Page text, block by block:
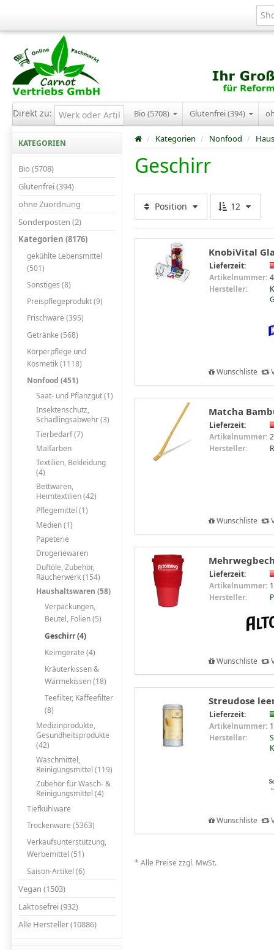
Direkt zu: Bio (5708) Glutenfrei (394)
KATEGORIEN
Bio (5708)
Glutenfrei (394)
ohne Zuordnung
Sonderposten (2)
Kategorien (8176)
gekühlte Lebensmittel
(501)
Sonstiges (8)
Preispflegeprodukt (9)
Frischware (395)
Getränke (568)
Körperpflege und
Kosmetik (1118)
Nonfood (451)
Saat- und Pflanzgut (1)
Insektenschutz,
Schädlingsabwehr (3)
Tierbedarf (7)
Malfarben
Textilien, Bekleidung
(4)
Bettwaren,
Heimtextilien (42)
Pflegemittel (1)
Medien (1)
Papeterie
Drogeriewaren
Duftöle, Zubehör,
Räucherwerk (154)
Haushaltswaren (58)
Verpackungen,
Beutel, Folien (5)
Geschirr (4)
Keimgeräte (4)
Kräuterkissen &
Wärmekissen (18)
Teefilter, Kaffeefilter
(8)
Medizinprodukte,
Gesundheitsprodukte
(42)
Waschmittel,
Reinigungsmittel (119)
Zubehör für Wasch- &
Reinigungsmittel (4)
Tiefkühlware
Trockenware (5363)
Verkaufsunterstützung,
Werbemittel (51)
Saison-Artikel (6)
Vegan (1503)
Laktosefrei (932)
Alle Hersteller (10886)
/ Kategorien / Nonfood /
Geschirr
Position 12
KnobiVital
Lieferzeit:
Artikelnummer:
Hersteller:
Wunschliste
Matcha
Lieferzeit:
Artikelnummer:
Hersteller:
Wunschliste
Lieferzeit:
Artikelnummer:
Hersteller:
Wunschliste
Streudose
Lieferzeit:
Artikelnummer:
Hersteller:
Wunschliste
* Alle Preise zzgl. MwSt.